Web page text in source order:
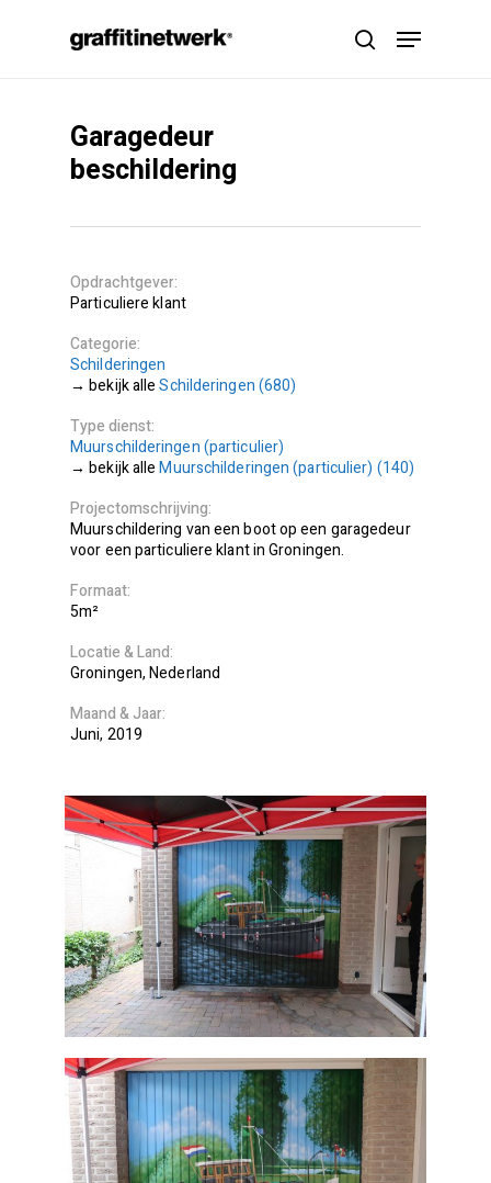
search
Menu
Garagedeur
beschildering
Opdrachtgever
Particuliere klant
Categorie
Schilderingen
Schilderingen (680)
Type dienst
Muurschilderingen (particulier)
Muurschilderingen (particulier) (140)
Projectomschrijving
Muurschildering van een boot op een garagedeur
voor een particuliere klant in Groningen.
Formaat
5m²
Locatie
Land
Groningen Nederland
Maand
Jaar
Juni 2019